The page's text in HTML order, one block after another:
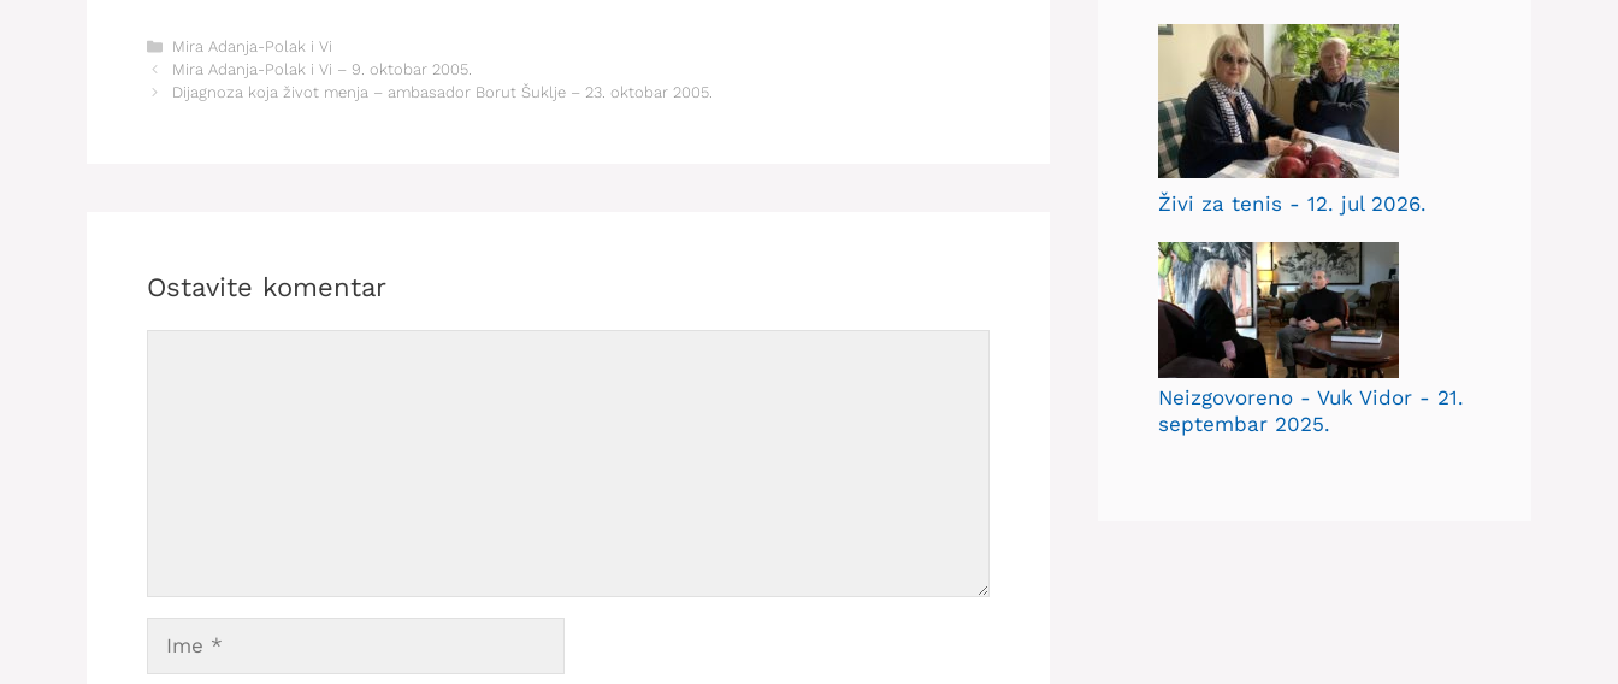
Kategorije
Mira Adanja-Polak i Vi
Mira Adanja-Polak i Vi – 9. oktobar 2005.
Dijagnoza koja život menja – ambasador Borut Šuklje – 23. oktobar 2005.
Ostavite komentar
Živi za tenis - 12. jul 2026.
Neizgovoreno - Vuk Vidor - 21.
septembar 2025.